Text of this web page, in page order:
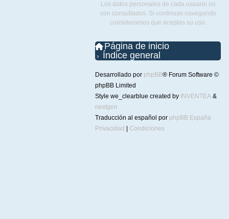
Los datos personales de cada usuario no
son consultados. Si continuas navegando
consideramos que aceptas su uso.
Página de inicio
Índice general
Desarrollado por phpBB® Forum Software ©
phpBB Limited
Style we_clearblue created by INVENTEA &
nextgen
Traducción al español por phpBB España
Privacidad
Condiciones